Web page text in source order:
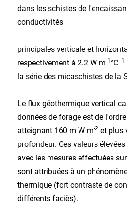
dans les schistes de
conductivités
principales verticale et
respectivement à 2.2 W m-1 °C- 1
la série des micaschistes de la
Le flux géothermique vertical
données de forage est de
atteignant 160 m W m-2 et plus
profondeur. Ces valeurs
avec les mesures effectuées
sont attribuées à un
thermique (fort contraste de
différents faciès).